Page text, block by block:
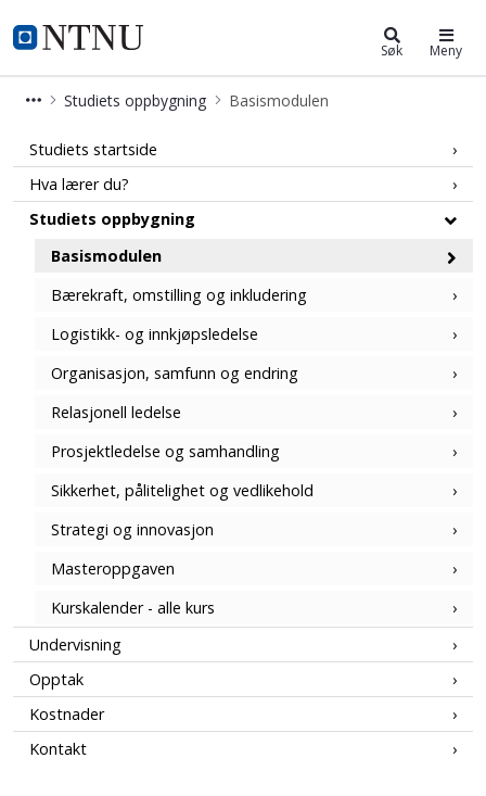
NTNU Hjemmeside
Organisasjon og ledelse (MORG)
Søk Meny
Studiets oppbygning Basismodulen
Basismodul - Organisasjon og
Studiets startside
Hva lærer du?
Studiets oppbygning
Basismodulen
Bærekraft, omstilling og inkludering
Logistikk- og innkjøpsledelse
Organisasjon, samfunn og endring
Relasjonell ledelse
Prosjektledelse og samhandling
Sikkerhet, pålitelighet og vedlikehold
Strategi og innovasjon
Masteroppgaven
Kurskalender - alle kurs
Undervisning
Opptak
Kostnader
Kontakt